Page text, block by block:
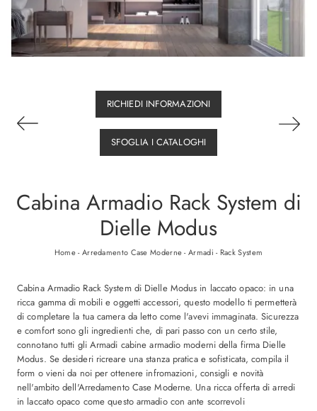
Cabina Armadio Rack System di Dielle Modus in laccato opaco: in una
ricca gamma di mobili e oggetti accessori, questo modello ti permetterà
di completare la tua camera da letto come l'avevi immaginata. Sicurezza
e comfort sono gli ingredienti che, di pari passo con un certo stile,
connotano tutti gli Armadi cabine armadio moderni della firma Dielle
Modus. Se desideri ricreare una stanza pratica e sofisticata, compila il
form o vieni da noi per ottenere infromazioni, consigli e novità
nell'ambito dell'Arredamento Case Moderne. Una ricca offerta di arredi
in laccato opaco come questo armadio con ante scorrevoli
RICHIEDI INFORMAZIONI
SFOGLIA I CATALOGHI
Cabina Armadio Rack System di
Dielle Modus
Home-Arredamento Case Moderne-Armadi - Rack System